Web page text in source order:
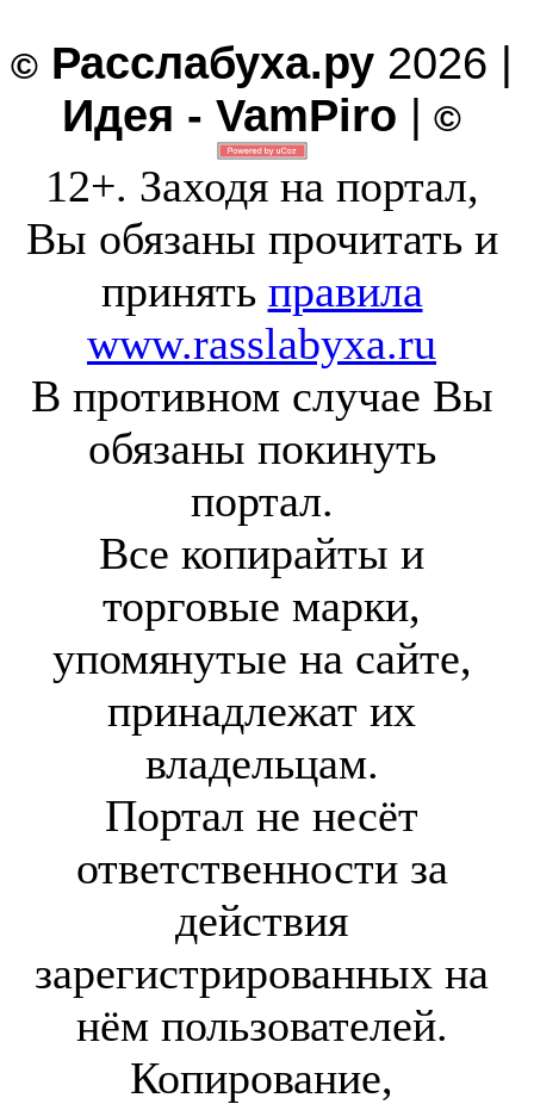
© Расслабуха.ру 2026 |
Идея - VamPiro | ©
12+. Заходя на портал,
Вы обязаны прочитать и
принять правила
www.rasslabyxa.ru
В противном случае Вы
обязаны покинуть
портал.
Все копирайты и
торговые марки,
упомянутые на сайте,
принадлежат их
владельцам.
Портал не несёт
ответственности за
действия
зарегистрированных на
нём пользователей.
Копирование,